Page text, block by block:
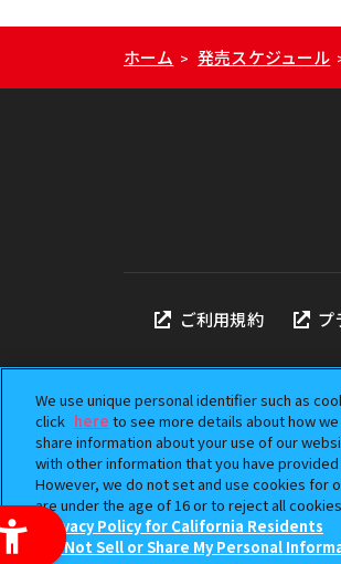
ホーム > 発売スケジュール
ご利用規約 プ
We use unique personal identifier such as
click here to see more details about how
share information about your use of our
with other information that you have
However, we do not set and use cookies for
are under the age of 16 or to reject all
Privacy Policy for California Residents
Do Not Sell or Share My Personal